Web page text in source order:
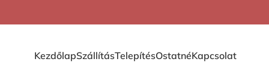
KezdőlapSzállításTelepítésOstatnéKapcsolat